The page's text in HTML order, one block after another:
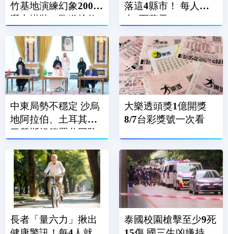
竹基地演練幻象2000
潛力掛裝、跑道搶修
落這4縣市！ 每人抱
走6百萬元
中東局勢不穩定 沙烏
地阿拉伯、土耳其、
巴基斯坦簽署共同防
大樂透頭獎1億開獎
8/7台彩獎號一次看
長者「量六力」揪出
泰國校園槍擊至少9死